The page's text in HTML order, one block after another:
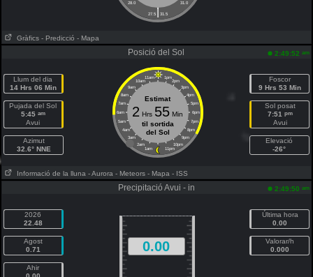
28.0 31.0
|
27.5 31.5
Gràfics - Predicció - Mapa
Posició del Sol 2:49:52 am
Llum del dia
14 Hrs 06 Min
Pujada del Sol
5:45 am
Avui
Azimut
32.6° NNE
11am 1pm
10am 2pm
9am 3pm
8am 4pm
7am 5pm
6am 6pm
5am 7pm
4am 8pm
3am 9pm
2am 10pm
1am 11pm
Estimat
2 Hrs 55 Min
til sortida
del Sol
Foscor
9 Hrs 53 Min
Sol posat
7:51 pm
Avui
Elevació
-26°
Informació de la lluna - Aurora - Meteors - Mapa - ISS
Precipitació Avui - in 2:49:50 am
2026
22.48
Agost
0.71
Ahir
0.00
Última hora
0.00
Valorar/h
0.000